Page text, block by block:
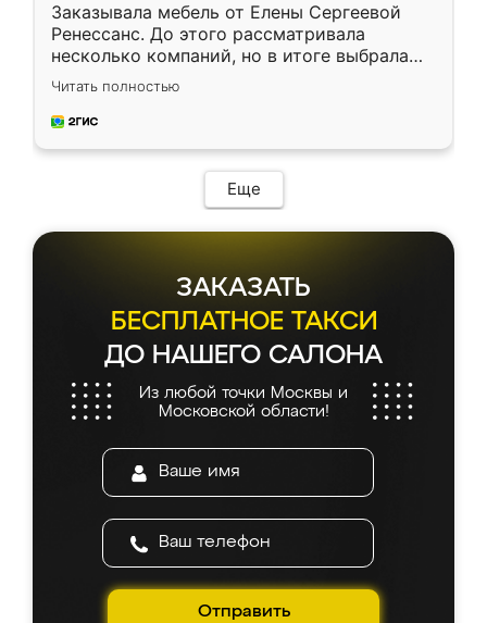
Заказывала мебель от Елены Сергеевой
Ренессанс. До этого рассматривала
несколько компаний, но в итоге выбрала
эту. Сначала обговорили условия, потом
приехал замерщик, всё спокойно объяснил
и снял размеры. Изготовили в срок, с
мебель сразу встала на свое место без
каких-либо доработок. Качеством осталась
довольна, все выглядит так, как и ожидала.
Читать полностью
Еще
ЗАКАЗАТЬ
БЕСПЛАТНОЕ ТАКСИ
ДО НАШЕГО САЛОНА
Из любой точки Москвы и
Московской области!
Отправить